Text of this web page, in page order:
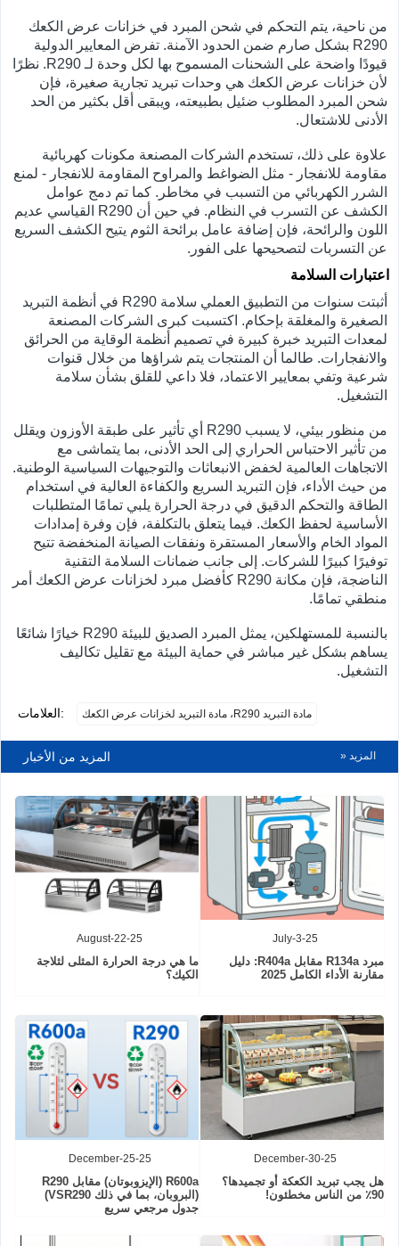
من ناحية، يتم التحكم في شحن المبرد في خزانات عرض الكعك
R290 بشكل صارم ضمن الحدود الآمنة. تفرض المعايير الدولية
قيودًا واضحة على الشحنات المسموح بها لكل وحدة لـ R290. نظرًا
لأن خزانات عرض الكعك هي وحدات تبريد تجارية صغيرة، فإن
شحن المبرد المطلوب ضئيل بطبيعته، ويبقى أقل بكثير من الحد
الأدنى للاشتعال.
علاوة على ذلك، تستخدم الشركات المصنعة مكونات كهربائية
مقاومة للانفجار - مثل الضواغط والمراوح المقاومة للانفجار - لمنع
الشرر الكهربائي من التسبب في مخاطر. كما تم دمج عوامل
الكشف عن التسرب في النظام. في حين أن R290 القياسي عديم
اللون والرائحة، فإن إضافة عامل برائحة الثوم يتيح الكشف السريع
عن التسربات لتصحيحها على الفور.
اعتبارات السلامة
أثبتت سنوات من التطبيق العملي سلامة R290 في أنظمة التبريد
الصغيرة والمغلقة بإحكام. اكتسبت كبرى الشركات المصنعة
لمعدات التبريد خبرة كبيرة في تصميم أنظمة الوقاية من الحرائق
والانفجارات. طالما أن المنتجات يتم شراؤها من خلال قنوات
شرعية وتفي بمعايير الاعتماد، فلا داعي للقلق بشأن سلامة
التشغيل.
من منظور بيئي، لا يسبب R290 أي تأثير على طبقة الأوزون ويقلل
من تأثير الاحتباس الحراري إلى الحد الأدنى، بما يتماشى مع
الاتجاهات العالمية لخفض الانبعاثات والتوجيهات السياسية الوطنية.
من حيث الأداء، فإن التبريد السريع والكفاءة العالية في استخدام
الطاقة والتحكم الدقيق في درجة الحرارة يلبي تمامًا المتطلبات
الأساسية لحفظ الكعك. فيما يتعلق بالتكلفة، فإن وفرة إمدادات
المواد الخام والأسعار المستقرة ونفقات الصيانة المنخفضة تتيح
توفيرًا كبيرًا للشركات. إلى جانب ضمانات السلامة التقنية
الناضجة، فإن مكانة R290 كأفضل مبرد لخزانات عرض الكعك أمر
منطقي تمامًا.
بالنسبة للمستهلكين، يمثل المبرد الصديق للبيئة R290 خيارًا شائعًا
يساهم بشكل غير مباشر في حماية البيئة مع تقليل تكاليف
التشغيل.
العلامات: مادة التبريد R290، مادة التبريد لخزانات عرض الكعك
المزيد من الأخبار المزيد «
ما هي درجة الحرارة المثلى لثلاجة
الكيك؟
مبرد R134a مقابل R404a: دليل
مقارنة الأداء الكامل 2025
R600a (الإيزوبوتان) مقابل R290
(البروبان، بما في ذلك VSR290)
جدول مرجعي سريع
هل يجب تبريد الكعكة أو تجميدها؟
90٪ من الناس مخطئون!